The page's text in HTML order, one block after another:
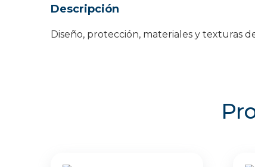
Descripción
Diseño, protección, materiales y texturas